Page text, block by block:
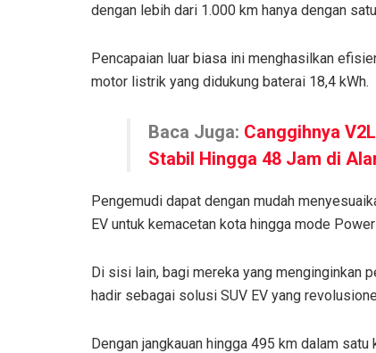
dengan lebih dari 1.000 km hanya dengan
Pencapaian luar biasa ini menghasilkan
motor listrik yang didukung baterai 18,4 kWh.
Baca Juga: Canggihnya
Stabil Hingga 48 Jam di
Pengemudi dapat dengan mudah
EV untuk kemacetan kota hingga mode
Di sisi lain, bagi mereka yang menginginkan
hadir sebagai solusi SUV EV yang
Dengan jangkauan hingga 495 km dalam